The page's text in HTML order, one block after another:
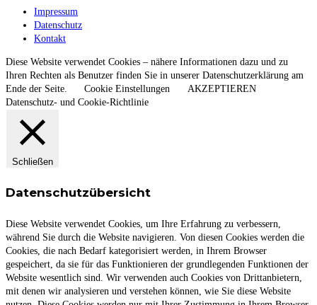
Impressum
Datenschutz
Kontakt
Diese Website verwendet Cookies – nähere Informationen dazu und zu
Ihren Rechten als Benutzer finden Sie in unserer Datenschutzerklärung am
Ende der Seite.
Cookie Einstellungen
AKZEPTIEREN
Datenschutz- und Cookie-Richtlinie
Schließen
Datenschutzübersicht
Diese Website verwendet Cookies, um Ihre Erfahrung zu verbessern,
während Sie durch die Website navigieren. Von diesen Cookies werden die
Cookies, die nach Bedarf kategorisiert werden, in Ihrem Browser
gespeichert, da sie für das Funktionieren der grundlegenden Funktionen der
Website wesentlich sind. Wir verwenden auch Cookies von Drittanbietern,
mit denen wir analysieren und verstehen können, wie Sie diese Website